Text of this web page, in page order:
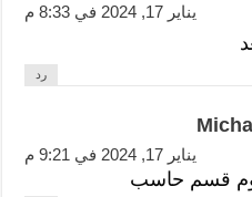
يناير 17, 2024 في 8:33 م
رد
يناير 17, 2024 في 9:21 م
قسم حاسب